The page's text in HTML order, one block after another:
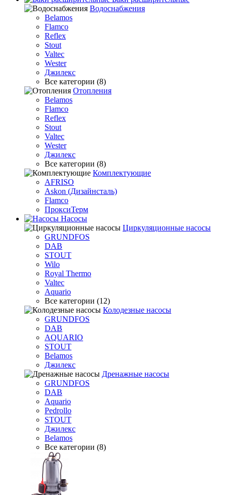
Водоснабжения
Belamos
Flamco
Reflex
Stout
Valtec
Wester
Джилекс
Все категории (8)
Отопления
Belamos
Flamco
Reflex
Stout
Valtec
Wester
Джилекс
Все категории (8)
Комплектующие
AFRISO
Askon (Дизайнсталь)
Flamco
ПроксиТерм
Насосы
Циркуляционные насосы
GRUNDFOS
DAB
STOUT
Wilo
Royal Thermo
Valtec
Aquario
Все категории (12)
Колодезные насосы
GRUNDFOS
DAB
AQUARIO
STOUT
Belamos
Джилекс
Дренажные насосы
GRUNDFOS
DAB
Aquario
Pedrollo
STOUT
Джилекс
Belamos
Все категории (8)